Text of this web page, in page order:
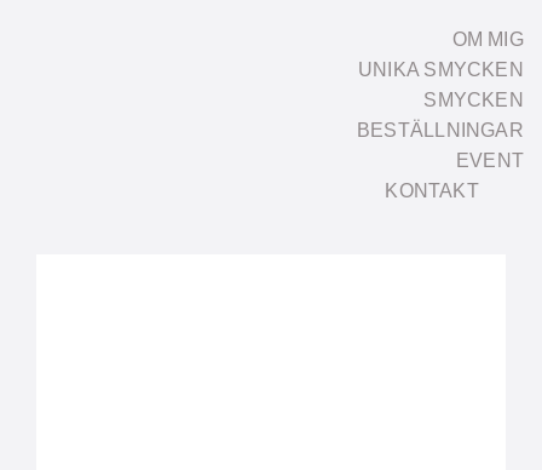
OM MIG
UNIKA SMYCKEN
SMYCKEN
BESTÄLLNINGAR
EVENT
KONTAKT